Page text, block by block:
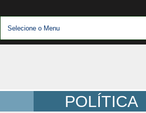
POLÍTICA